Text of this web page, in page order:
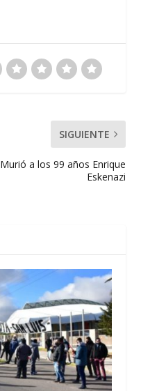
ar
ti
SIGUIENTE
Murió a los 99 años Enrique
Eskenazi